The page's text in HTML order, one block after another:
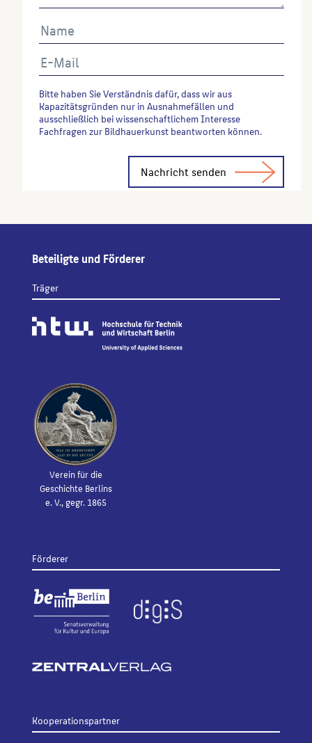
Bitte haben Sie Verständnis dafür, dass wir aus
Kapazitätsgründen nur in Ausnahmefällen und
ausschließlich bei wissenschaftlichem Interesse
Fachfragen zur Bildhauerkunst beantworten können.
Beteiligte und Förderer
Träger
Verein für die
Geschichte Berlins
e. V., gegr. 1865
Förderer
Kooperationspartner